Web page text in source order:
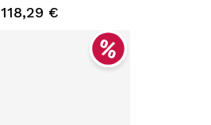
118,29 €